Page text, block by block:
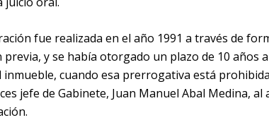
fue realizada en el año 1991 a través de
previa, y se había otorgado un plazo de 10 años
inmueble, cuando esa prerrogativa está
jefe de Gabinete, Juan Manuel Abal Medina,